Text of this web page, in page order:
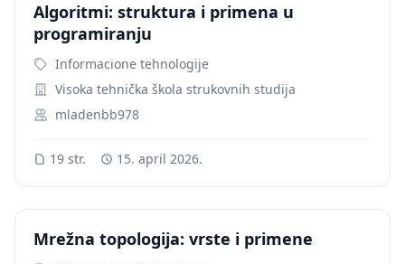
Algoritmi: struktura i primena u
programiranju
Informacione tehnologije
Visoka tehnička škola strukovnih studija
mladenbb978
19 str. 15. april 2026.
Mrežna topologija: vrste i primene